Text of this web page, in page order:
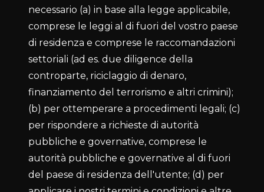
necessario (a) in base alla legge applicabile,
comprese le leggi al di fuori del vostro paese
di residenza e comprese le raccomandazioni
settoriali (ad es. due diligence della
controparte, riciclaggio di denaro,
finanziamento del terrorismo e altri crimini);
(b) per ottemperare a procedimenti legali; (c)
per rispondere a richieste di autorità
pubbliche e governative, comprese le
autorità pubbliche e governative al di fuori
del paese di residenza dell'utente; (d) per